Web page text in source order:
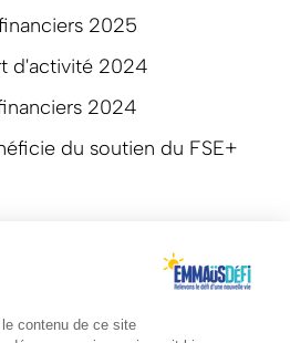
2025
d'activité 2024
2024
du soutien du FSE+